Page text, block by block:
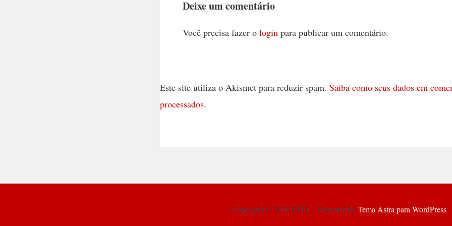
Deixe um comentário
Você precisa fazer o login para publicar um comentário.
Este site utiliza o Akismet para reduzir spam. Saiba como seus dados em
processados.
Copyright © 2026 PSTU | Powered byTema Astra para WordPress